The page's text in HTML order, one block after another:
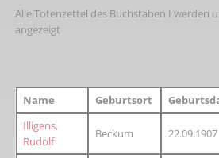
Alle Totenzettel des Buchstaben I werden
angezeigt
Name Geburtsort
Illigens,
Rudolf
Beckum 22.09.1907